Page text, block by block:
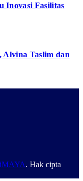
Inovasi Fasilitas
Alvina Taslim dan
. Hak cipta